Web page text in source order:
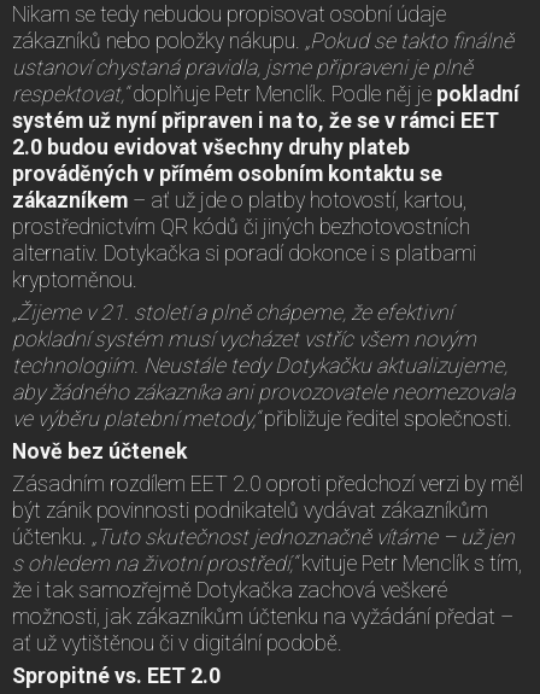
Nikam se tedy nebudou propisovat osobní údaje
zákazníků nebo položky nákupu. „Pokud se takto finálně
ustanoví chystaná pravidla, jsme připraveni je plně
respektovat,“doplňuje Petr Menclík. Podle něj je pokladní
systém už nyní připraven i na to, že se v rámci EET
2.0 budou evidovat všechny druhy plateb
prováděných v přímém osobním kontaktu se
zákazníkem – ať už jde o platby hotovostí, kartou,
prostřednictvím QR kódů či jiných bezhotovostních
alternativ. Dotykačka si poradí dokonce i s platbami
kryptoměnou.
„Žijeme v 21. století a plně chápeme, že efektivní
pokladní systém musí vycházet vstříc všem novým
technologiím. Neustále tedy Dotykačku aktualizujeme,
aby žádného zákazníka ani provozovatele neomezovala
ve výběru platební metody,“přibližuje ředitel společnosti.
Nově bez účtenek
Zásadním rozdílem EET 2.0 oproti předchozí verzi by měl
být zánik povinnosti podnikatelů vydávat zákazníkům
účtenku. „Tuto skutečnost jednoznačně vítáme – už jen
s ohledem na životní prostředí,“kvituje Petr Menclík s tím,
že i tak samozřejmě Dotykačka zachová veškeré
možnosti, jak zákazníkům účtenku na vyžádání předat –
ať už vytištěnou či v digitální podobě.
Spropitné vs. EET 2.0